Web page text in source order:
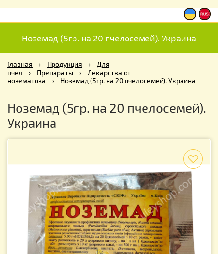
Ноземад (5гр. на 20 пчелосемей). Украина
Главная › Продукция ›
Для
пчел
› Препараты ›
Лекарства от
нозематоза
› Ноземад (5гр. на 20 пчелосемей). Украина
Ноземад (5гр. на 20 пчелосемей).
Украина